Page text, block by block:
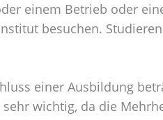
einem Betrieb oder
besuchen.
einer Ausbildung
wichtig, da die